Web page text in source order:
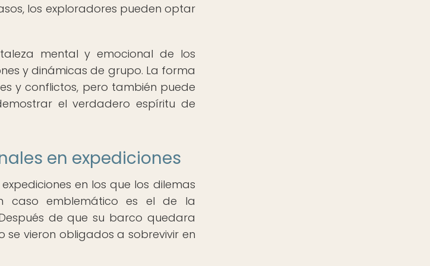
los exploradores pueden optar
mental y emocional de los
y dinámicas de grupo. La forma
y conflictos, pero también puede
el verdadero espíritu de
en expediciones
en los que los dilemas
caso emblemático es el de la
de que su barco quedara
se vieron obligados a sobrevivir en